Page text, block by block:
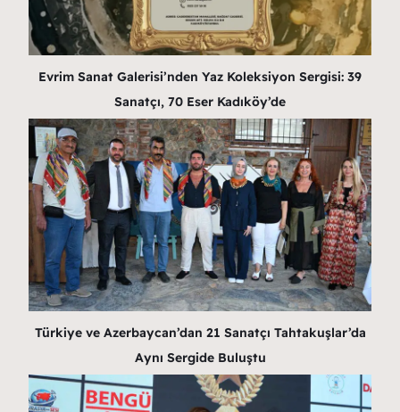
Evrim Sanat Galerisi’nden Yaz Koleksiyon Sergisi: 39
Sanatçı, 70 Eser Kadıköy’de
Türkiye ve Azerbaycan’dan 21 Sanatçı Tahtakuşlar’da
Aynı Sergide Buluştu